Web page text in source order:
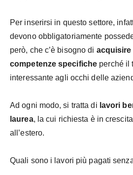
Per inserirsi in questo settore,
devono obbligatoriamente
però, che c’è bisogno di
competenze specifiche perché il
interessante agli occhi delle
Ad ogni modo, si tratta di lavori
laurea, la cui richiesta è in
all’estero.
Quali sono i lavori più pagati